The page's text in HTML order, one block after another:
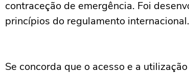
contraceção de emergência. Foi
princípios do regulamento internacional.
Se concorda que o acesso e a